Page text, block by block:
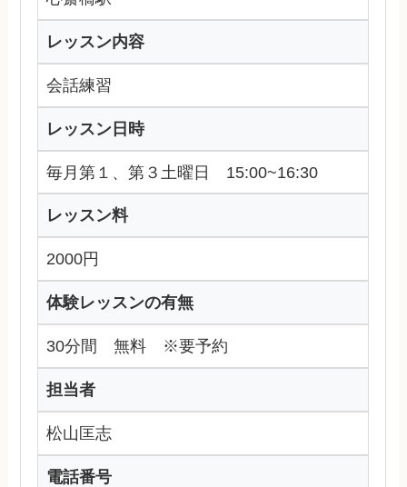
レッスン内容
会話練習
レッスン日時
毎月第１、第３土曜日 15:00~16:30
レッスン料
2000円
体験レッスンの有無
30分間 無料 ※要予約
担当者
松山匡志
電話番号